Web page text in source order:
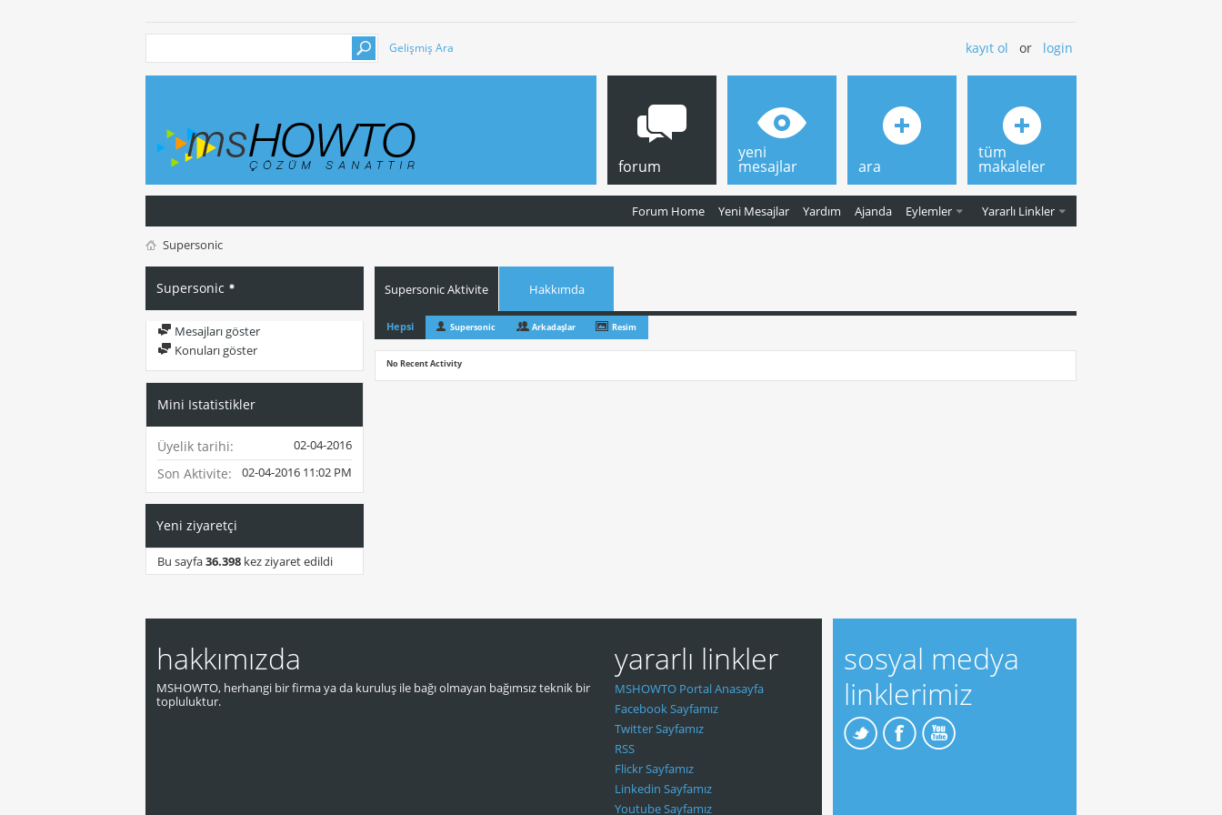
Gelişmiş Ara kayıt ol or login
forum
Forum Home Yeni Mesajlar Yardım Ajanda Eylemler Yararlı Linkler
yeni
mesajlar ara
tüm
makaleler
Supersonic
Supersonic
Mesajları göster
Konuları göster
Mini Istatistikler
Üyelik tarihi 02-04-2016
Son Aktivite 02-04-2016 11:02 PM
Yeni ziyaretçi
Bu sayfa36.398 kez ziyaret edildi
Supersonic Aktivite Hakkımda
Hepsi Supersonic Arkadaşlar Resim
No Recent Activity
hakkımızda
MSHOWTO, herhangi bir firma ya da kuruluş ile bağı olmayan bağımsız teknik bir
topluluktur.
yararlı linkler
MSHOWTO Portal Anasayfa
Facebook Sayfamız
Twitter Sayfamız
RSS
Flickr Sayfamız
Linkedin Sayfamız
Youtube Sayfamız
sosyal medya
linklerimiz